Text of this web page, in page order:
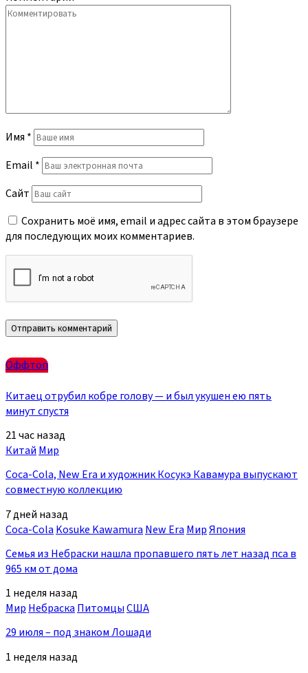
Имя *
Email *
Сайт
Сохранить моё имя, email и адрес сайта в этом браузере
для последующих моих комментариев.
Оффтоп
Китаец отрубил кобре голову — и был укушен ею пять
минут спустя
21 час назад
Китай Мир
Coca-Cola, New Era и художник Косукэ Кавамура выпускают
совместную коллекцию
7 дней назад
Coca-Cola Kosuke Kawamura New Era МирЯпония
Семья из Небраски нашла пропавшего пять лет назад пса в
965 км от дома
1 неделя назад
Мир Небраска ПитомцыСША
29 июля – под знаком Лошади
1 неделя назад